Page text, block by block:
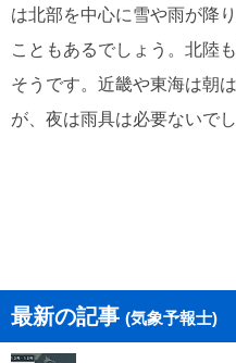
は北部を中心に雪や雨が降
こともあるでしょう。北陸
そうです。近畿や東海は朝
が、夜は雨具は必要ないでし
最新の記事 (気象予報士)